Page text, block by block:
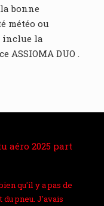
bonne
météo ou
inclue la
ASSIOMA DUO .
aéro 2025 part
qu'il y a pas de
pneu. J'avais